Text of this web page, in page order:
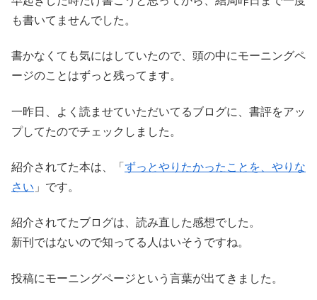
も書いてませんでした。
書かなくても気にはしていたので、頭の中にモーニングペ
ージのことはずっと残ってます。
一昨日、よく読ませていただいてるブログに、書評をアッ
プしてたのでチェックしました。
紹介されてた本は、「 ずっとやりたかったことを、やりな
さい 」です。
紹介されてたブログは、読み直した感想でした。
新刊ではないので知ってる人はいそうですね。
投稿にモーニングページという言葉が出てきました。